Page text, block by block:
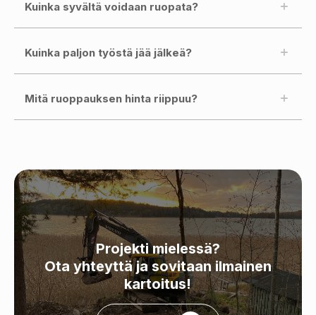
Kuinka syvältä voidaan ruopata?
Kuinka paljon työstä jää jälkeä?
Mitä ruoppauksen hinta riippuu?
Projekti mielessä?
Ota yhteyttä ja sovitaan ilmainen
kartoitus!